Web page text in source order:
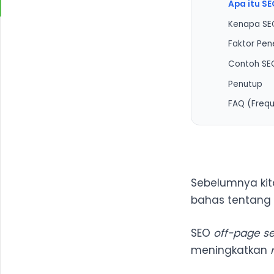
Apa itu
Kenapa
1.
2.
3.
4.
5.
Faktor
Contoh
Penutup
FAQ
Apa
ini?
Sebelumnya
bahas tentang
SEO off-page
meningkatkan